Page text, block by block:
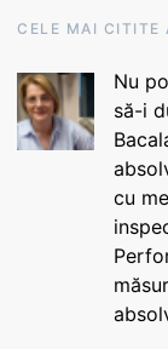
CELE MAI CITITE
Nu
să-i
cu